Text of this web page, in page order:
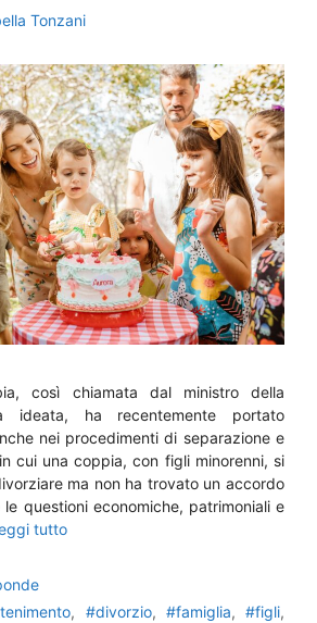
Tonzani
così chiamata dal ministro della
ideata, ha recentemente portato
nei procedimenti di separazione e
cui una coppia, con figli minorenni, si
ma non ha trovato un accordo
questioni economiche, patrimoniali e
tutto
, #divorzio, #famiglia, #figli,